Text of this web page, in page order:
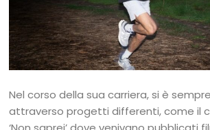
Nel corso della sua carriera, si è
attraverso progetti differenti, come il